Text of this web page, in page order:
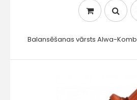
Balansēšanas vārsts Alwa-